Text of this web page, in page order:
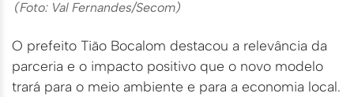
(Foto: Val Fernandes/Secom)
O prefeito Tião Bocalom destacou a relevância da
parceria e o impacto positivo que o novo modelo
trará para o meio ambiente e para a economia local.